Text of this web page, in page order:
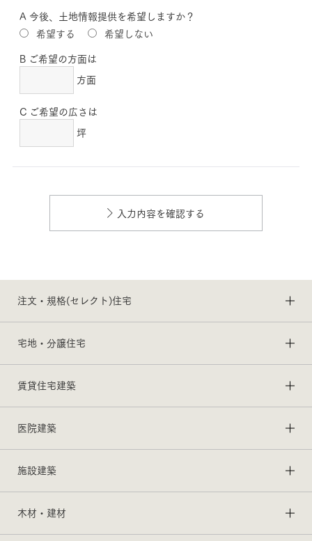
A 今後、土地情報提供を希望しますか？
希望する
希望しない
B ご希望の方面は
方面
C ご希望の広さは
坪
入力内容を確認する
注文・規格(セレクト)住宅
宅地・分譲住宅
賃貸住宅建築
医院建築
施設建築
木材・建材